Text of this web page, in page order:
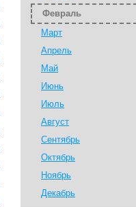
Февраль
Март
Апрель
Май
Июнь
Июль
Август
Сентябрь
Октябрь
Ноябрь
Декабрь